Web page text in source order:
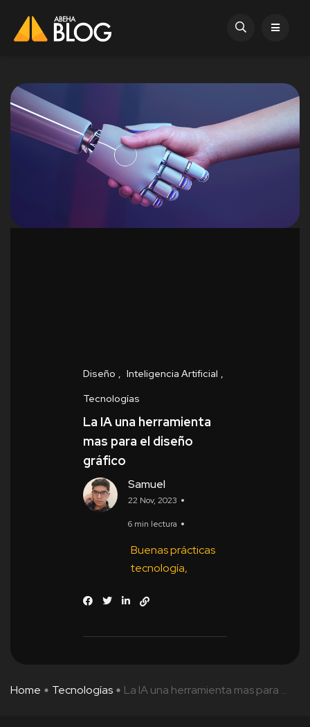
Diseño
Inteligencia Artificial
Tecnologías
La IA una herramienta
mas para el diseño
gráfico
Samuel
22 Nov, 2023
6 min lectura
Buenas prácticas
tecnología
Home Tecnologías La IA una herramienta mas para ...